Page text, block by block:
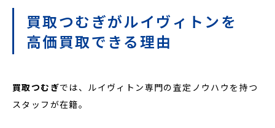
買取つむぎがルイヴィトンを
高価買取できる理由
買取つむぎでは、ルイヴィトン専門の査定ノウハウを持つ
スタッフが在籍。